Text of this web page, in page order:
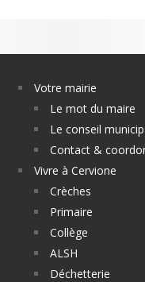
Votre mairie
Le mot du maire
Le conseil
Contact &
Vivre à Cervione
Crèches
Primaire
Collège
ALSH
Déchetterie